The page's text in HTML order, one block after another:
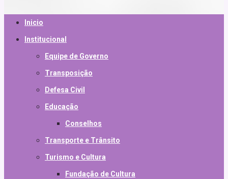
Inicio
Institucional
Equipe de Governo
Transposição
Defesa Civil
Educação
Conselhos
Transporte e Trânsito
Turismo e Cultura
Fundação de Cultura